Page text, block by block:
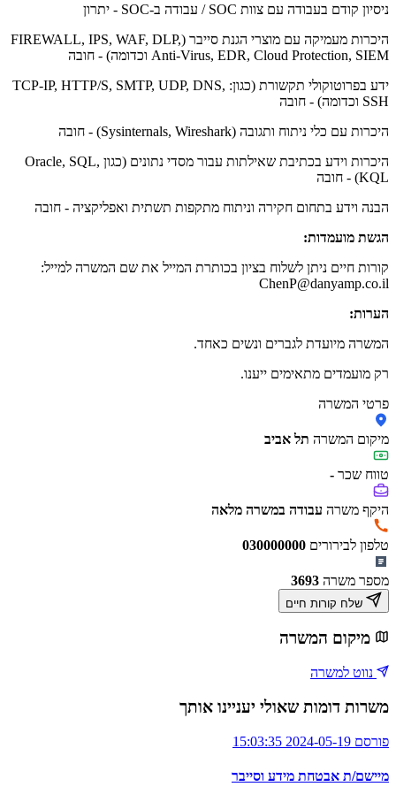
ניסיון קודם בעבודה עם צוות SOC / עבודה ב-SOC - יתרון
היכרות מעמיקה עם מוצרי הגנת סייבר (FIREWALL, IPS, WAF, DLP,
Anti-Virus, EDR, Cloud Protection, SIEM וכדומה) - חובה
ידע בפרוטוקולי תקשורת (כגון: TCP-IP, HTTP/S, SMTP, UDP, DNS,
SSH וכדומה) - חובה
היכרות עם כלי ניתוח ותגובה (Sysinternals, Wireshark) - חובה
היכרות וידע בכתיבת שאילתות עבור מסדי נתונים (כגון Oracle, SQL,
KQL) - חובה
הבנה וידע בתחום חקירה וניתוח מתקפות תשתית ואפליקציה - חובה
הגשת מועמדות:
קורות חיים ניתן לשלוח בציון בכותרת המייל את שם המשרה למייל:
ChenP@danyamp.co.il
הערות:
המשרה מיועדת לגברים ונשים כאחד.
רק מועמדים מתאימים ייענו.
פרטי המשרה
מיקום המשרה תל אביב
טווח שכר -
היקף משרה עבודה במשרה מלאה
טלפון לבירורים 030000000
מספר משרה 3693
מיקום המשרה
נווט למשרה
משרות דומות שאולי יעניינו אותך
פורסם 2024-05-19 15:03:35
מיישם/ת אבטחת מידע וסייבר